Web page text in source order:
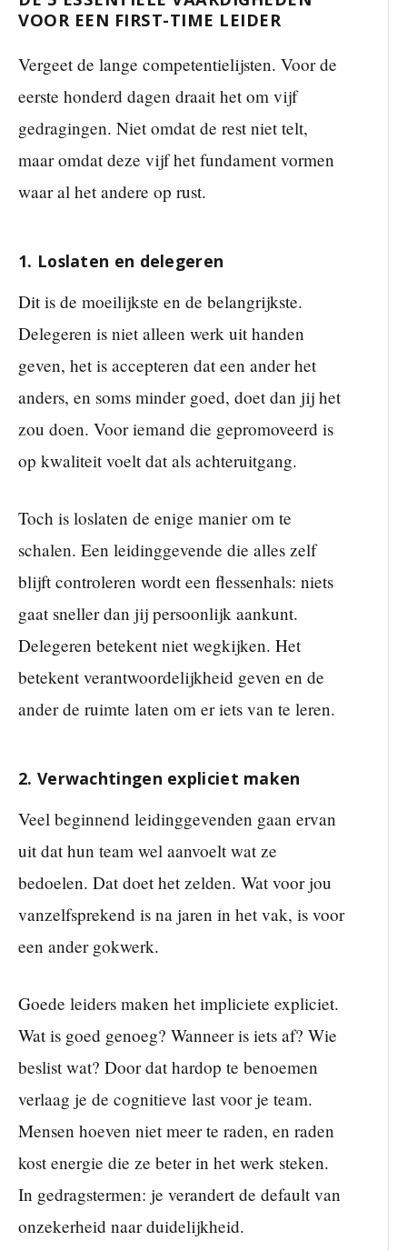
VOOR EEN FIRST-TIME LEIDER
Vergeet de lange competentielijsten. Voor de
eerste honderd dagen draait het om vijf
gedragingen. Niet omdat de rest niet telt,
maar omdat deze vijf het fundament vormen
waar al het andere op rust.
1. Loslaten en delegeren
Dit is de moeilijkste en de belangrijkste.
Delegeren is niet alleen werk uit handen
geven, het is accepteren dat een ander het
anders, en soms minder goed, doet dan jij het
zou doen. Voor iemand die gepromoveerd is
op kwaliteit voelt dat als achteruitgang.
Toch is loslaten de enige manier om te
schalen. Een leidinggevende die alles zelf
blijft controleren wordt een flessenhals: niets
gaat sneller dan jij persoonlijk aankunt.
Delegeren betekent niet wegkijken. Het
betekent verantwoordelijkheid geven en de
ander de ruimte laten om er iets van te leren.
2. Verwachtingen expliciet maken
Veel beginnend leidinggevenden gaan ervan
uit dat hun team wel aanvoelt wat ze
bedoelen. Dat doet het zelden. Wat voor jou
vanzelfsprekend is na jaren in het vak, is voor
een ander gokwerk.
Goede leiders maken het impliciete expliciet.
Wat is goed genoeg? Wanneer is iets af? Wie
beslist wat? Door dat hardop te benoemen
verlaag je de cognitieve last voor je team.
Mensen hoeven niet meer te raden, en raden
kost energie die ze beter in het werk steken.
In gedragstermen: je verandert de default van
onzekerheid naar duidelijkheid.